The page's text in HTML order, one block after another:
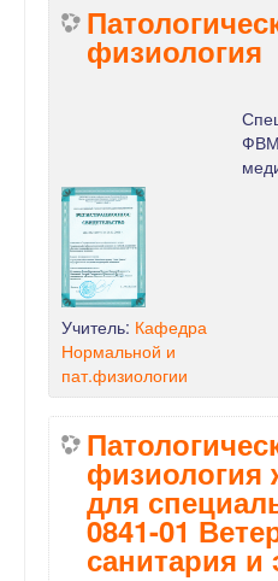
физиология
Учитель: Кафедра
Нормальной и
пат.физиологии
физиология
для
0841-01
санитария и